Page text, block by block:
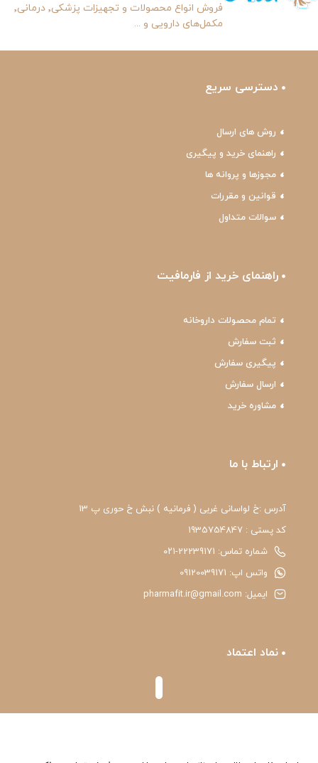
فروش انواع محصولات و تجهیزات پزشکی٬ درمانی٬
مکمل‌های دارویی و ...
دسترسی سریع
روش های ارسال
راهنمای خرید و پیگیری
مجوزها و پروانه ها
قوانین و مقررات
سوالات متداول
راهنمای خرید از فارمافیت
تمام محصولات داروخانه
ثبت سفارش
پیگیری سفارش
ارسال سفارش
مشاوره خرید
ارتباط با ما
آدرس :خ لواسانی غربی ( فرمانیه ) نبش خ حوری پ 13
کد پستی : 1935754847
شماره تماس: 22239171-۰۲۱
واتس اپ: 09120039171
ایمیل: pharmafit.ir@gmail.com
نماد اعتماد